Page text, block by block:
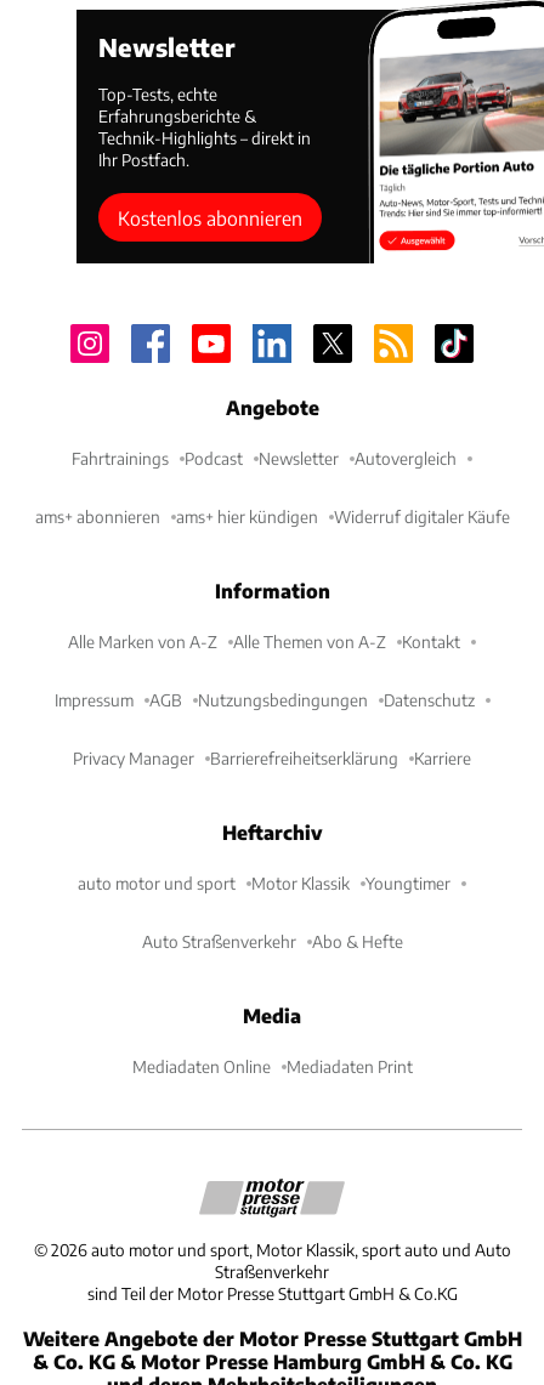
Newsletter
Top-Tests, echte
Erfahrungsberichte &
Technik-Highlights – direkt in
Ihr Postfach.
Kostenlos abonnieren
Angebote
Fahrtrainings Podcast Newsletter Autovergleich
ams+ abonnieren ams+ hier kündigen Widerruf digitaler Käufe
Information
Alle Marken von A-Z Alle Themen von A-Z Kontakt
Impressum AGB Nutzungsbedingungen Datenschutz
Privacy Manager Barrierefreiheitserklärung Karriere
Heftarchiv
auto motor und sport Motor Klassik Youngtimer
Auto Straßenverkehr Abo & Hefte
Media
Mediadaten Online Mediadaten Print
©2026 auto motor und sport, Motor Klassik, sport auto und Auto
Straßenverkehr
sind Teil der Motor Presse Stuttgart GmbH & Co.KG
Weitere Angebote der Motor Presse Stuttgart GmbH
& Co. KG & Motor Presse Hamburg GmbH & Co. KG